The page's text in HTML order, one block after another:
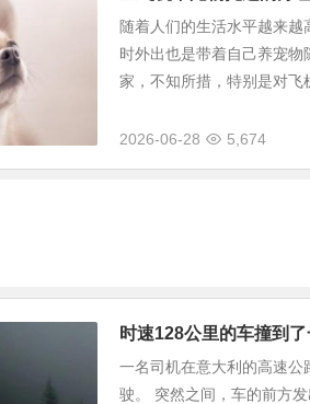
随着人们的生活水平越来
时外出也是带着自己养宠
家，不知所措，特别是对飞
2026-06-28 5,674
时速128公里的车撞到
一名司机在意大利的高速
驶。 突然之间，车的前方